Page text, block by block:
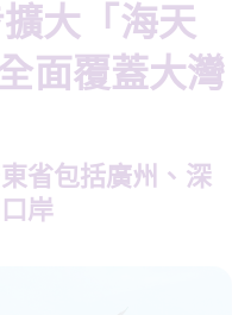
大「海天
面覆蓋大灣
省包括廣州、深
岸